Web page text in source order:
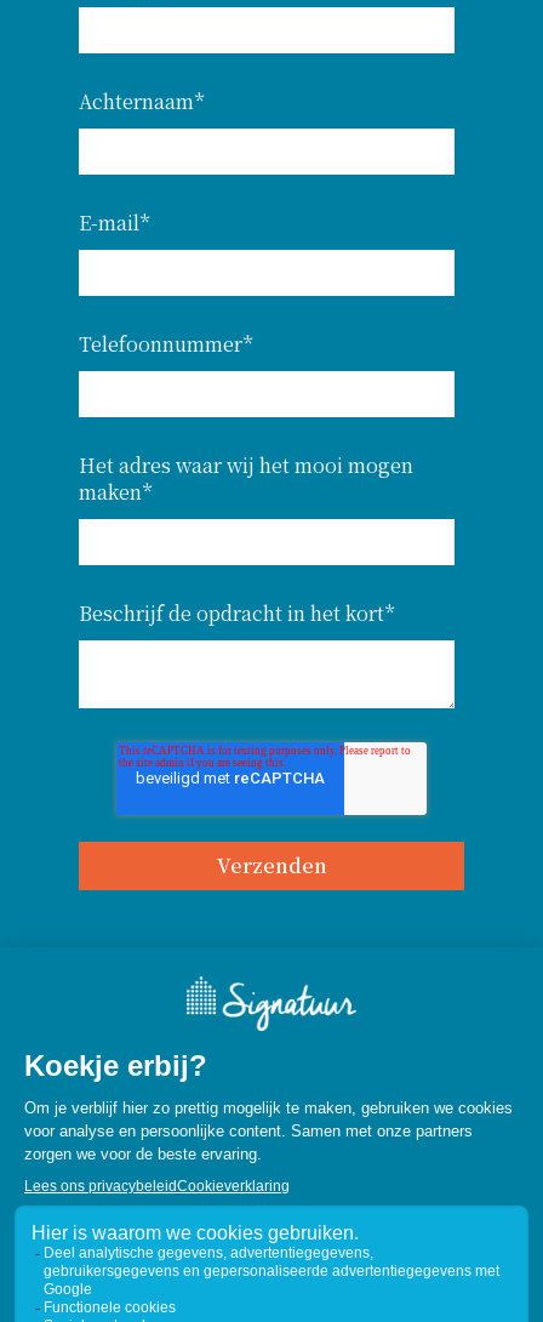
Achternaam*
E-mail*
Telefoonnummer*
Het adres waar wij het mooi mogen
maken*
Beschrijf de opdracht in het kort*
© 2026 Signatuur Wonen